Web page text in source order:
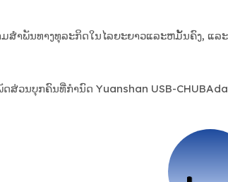
ສໍາພັນທາງທຸລະກິດໃນໄລຍະຍາວແລະຫມັ້ນຄົງ, ແລ
ສ່ວນບຸກຄົນທີ່ກໍານົດ Yuanshan USB-